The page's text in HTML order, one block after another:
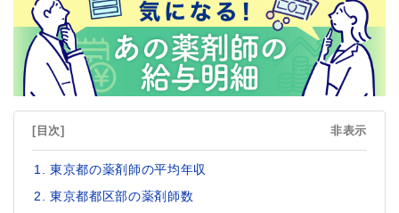
[目次] 非表示
東京都の薬剤師の平均年収
東京都都区部の薬剤師数